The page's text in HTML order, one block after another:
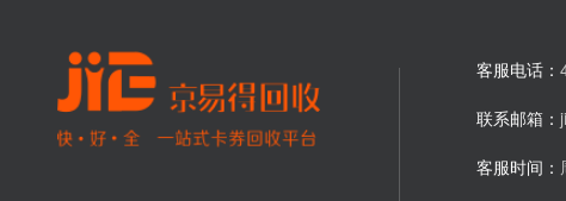
客服电话：
联系邮箱：
客服时间：